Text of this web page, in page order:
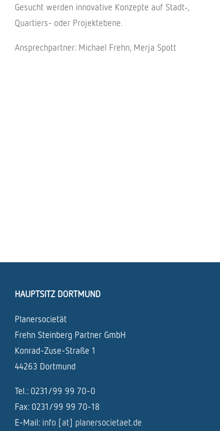
Gesucht werden inno­va­tive Konzepte auf Stadt‑,
Quar­tiers- oder Projektebene.
Ansprech­part­ner: Michael Frehn, Merja Spott
HAUPTSITZ DORTMUND
Planersocietät
Frehn Steinberg Partner GmbH
Konrad-Zuse-Straße 1
44263 Dortmund
Tel.: 0231/99 99 70-0
Fax: 0231/99 99 70-18
E-Mail: info [at] planersocietaet.de